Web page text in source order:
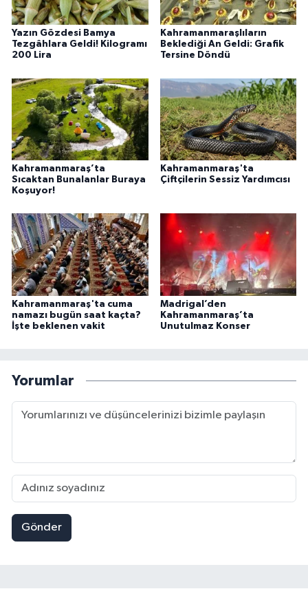
Yazın Gözdesi Bamya
Tezgâhlara Geldi! Kilogramı
200 Lira
Kahramanmaraşlıların
Beklediği An Geldi: Grafik
Tersine Döndü
Kahramanmaraş’ta
Sıcaktan Bunalanlar Buraya
Koşuyor!
Kahramanmaraş'ta
Çiftçilerin Sessiz Yardımcısı
Kahramanmaraş'ta cuma
namazı bugün saat kaçta?
İşte beklenen vakit
Madrigal’den
Kahramanmaraş’ta
Unutulmaz Konser
Yorumlar
Gönder